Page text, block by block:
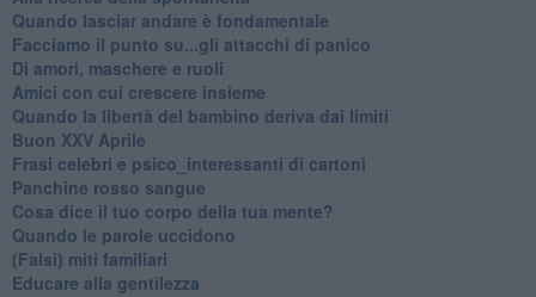
​Quando lasciar andare è fondamentale
Facciamo il punto su...gli attacchi di panico
Di amori, maschere e ruoli
​Amici con cui crescere insieme
​Quando la libertà del bambino deriva dai limiti
Buon XXV Aprile
​Frasi celebri e psico_interessanti di cartoni
​Panchine rosso sangue
​Cosa dice il tuo corpo della tua mente?
​Quando le parole uccidono
​(Falsi) miti familiari
​Educare alla gentilezza